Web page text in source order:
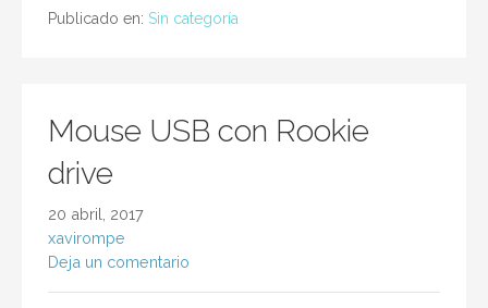
Publicado en: Sin categoría
Mouse USB con Rookie
drive
20 abril, 2017
xavirompe
Deja un comentario